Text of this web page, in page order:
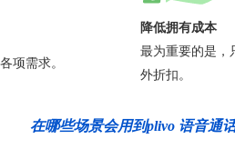
项需求。
降低拥有成本
最为重要的是，
外折扣。
在哪些场景会用到plivo 语音通